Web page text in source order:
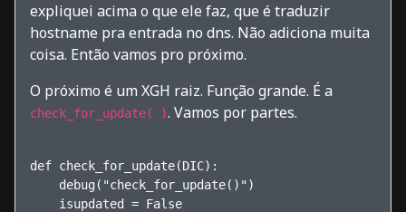
expliquei acima o que ele faz, que é traduzir
hostname pra entrada no dns. Não adiciona muita
coisa. Então vamos pro próximo.
O próximo é um XGH raiz. Função grande. É a
check_for_update( ). Vamos por partes.
def check_for_update(DIC):
    debug("check_for_update()")
    isupdated = False